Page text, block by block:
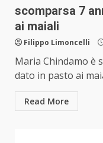
scomparsa 7
ai maiali
Filippo Limoncelli
Maria Chindamo è
dato in pasto ai
Read More